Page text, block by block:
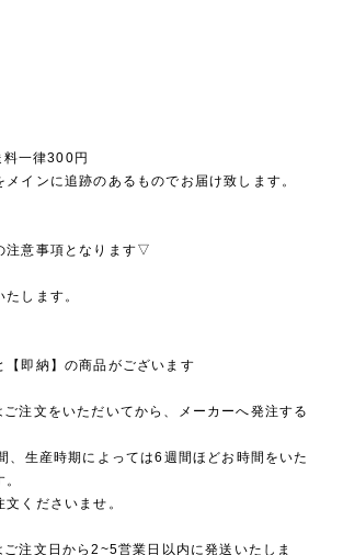
一律300円
インに追跡のあるものでお届け致します。
注意事項となります▽
します。
【即納】の商品がございます
注文をいただいてから、メーカーへ発注する
、生産時期によっては6週間ほどお時間をいた
くださいませ。
注文日から2~5営業日以内に発送いたしま